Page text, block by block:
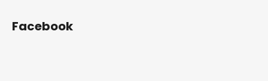
Facebook